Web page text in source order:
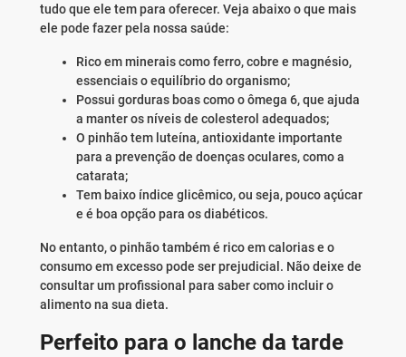
tudo que ele tem para oferecer. Veja abaixo o que mais
ele pode fazer pela nossa saúde:
Rico em minerais como ferro, cobre e magnésio,
essenciais o equilíbrio do organismo;
Possui gorduras boas como o ômega 6, que ajuda
a manter os níveis de colesterol adequados;
O pinhão tem luteína, antioxidante importante
para a prevenção de doenças oculares, como a
catarata;
Tem baixo índice glicêmico, ou seja, pouco açúcar
e é boa opção para os diabéticos.
No entanto, o pinhão também é rico em calorias e o
consumo em excesso pode ser prejudicial. Não deixe de
consultar um profissional para saber como incluir o
alimento na sua dieta.
Perfeito para o lanche da tarde